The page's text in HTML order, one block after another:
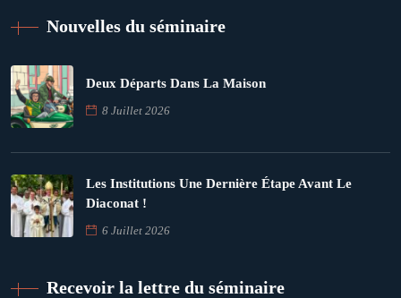
Nouvelles du séminaire
Deux Départs Dans La Maison
8 Juillet 2026
Les Institutions Une Dernière Étape Avant Le
Diaconat !
6 Juillet 2026
Recevoir la lettre du séminaire